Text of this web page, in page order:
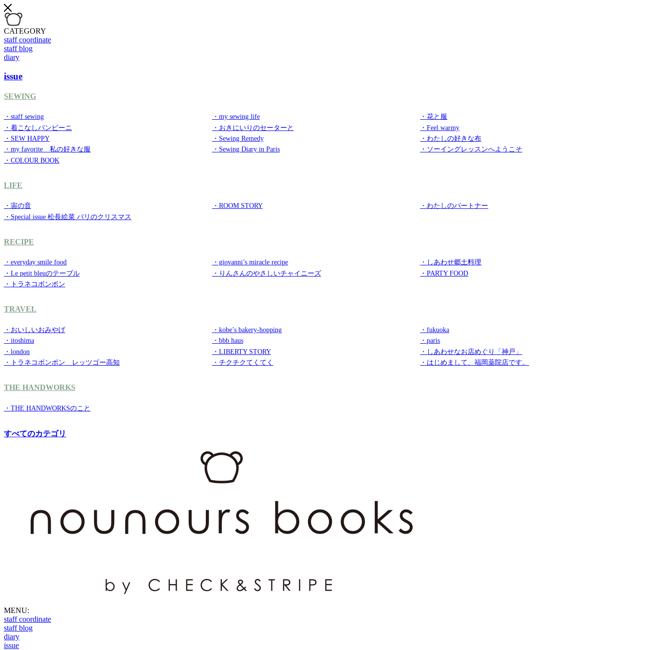
CATEGORY
staff coordinate
staff blog
diary
issue
SEWING
・staff sewing ・my sewing life
・花と服
・着こなしバンビーニ
・おきにいりのセーターと
・Feel warmy
・SEW HAPPY
・Sewing Remedy
・わたしの好きな布
・my favorite 私の好きな服
・Sewing Diary in Paris
・ソーイングレッスンへようこそ
・COLOUR BOOK
LIFE
・宙の音 ・ROOM STORY
・わたしのパートナー
・Special issue 松長絵菜 パリのクリスマス
RECIPE
・everyday smile food ・giovanni’s miracle recipe
・しあわせ郷土料理
・Le petit bleuのテーブル
・りんさんのやさしいチャイニーズ
・PARTY FOOD
・トラネコボンボン
TRAVEL
・おいしいおみやげ ・kobe’s bakery-hopping
・fukuoka
・itoshima
・bbb haus
・paris
・london
・LIBERTY STORY
・しあわせなお店めぐり「神戸」
・トラネコボンボン レッツゴー高知
・チクチクてくてく ・はじめまして、福岡薬院店です。
THE HANDWORKS
・THE HANDWORKSのこと
すべてのカテゴリ
MENU:
staff coordinate
staff blog
diary
issue